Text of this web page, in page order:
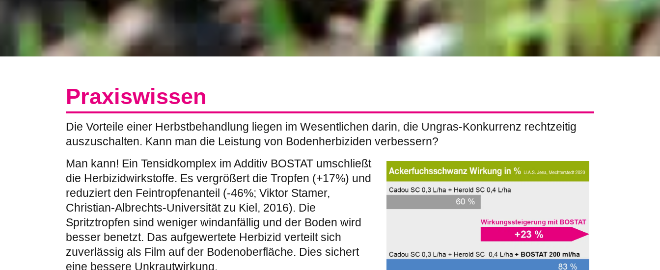
Praxiswissen
Die Vorteile einer Herbstbehandlung liegen im Wesentlichen darin, die Ungras-Konkurrenz rechtzeitig
auszuschalten. Kann man die Leistung von Bodenherbiziden verbessern?
Man kann! Ein Tensidkomplex im Additiv BOSTAT umschließt
die Herbizidwirkstoffe. Es vergrößert die Tropfen (+17%) und
reduziert den Feintropfenanteil (-46%; Viktor Stamer,
Christian-Albrechts-Universität zu Kiel, 2016). Die
Spritztropfen sind weniger windanfällig und der Boden wird
besser benetzt. Das aufgewertete Herbizid verteilt sich
zuverlässig als Film auf der Bodenoberfläche. Dies sichert
eine bessere Unkrautwirkung.